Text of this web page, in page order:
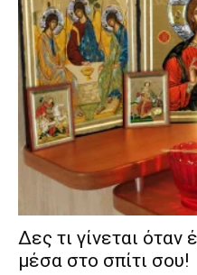
Δες τι γίνεται όταν
μέσα στο σπίτι σου!